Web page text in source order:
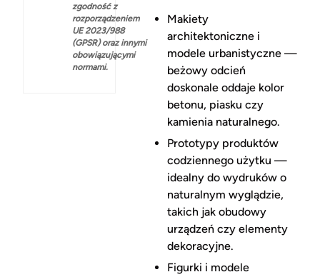
zgodność z
rozporządzeniem
UE 2023/988
(GPSR) oraz innymi
obowiązującymi
normami.
Makiety
architektoniczne i
modele urbanistyczne —
beżowy odcień
doskonale oddaje kolor
betonu, piasku czy
kamienia naturalnego.
Prototypy produktów
codziennego użytku —
idealny do wydruków o
naturalnym wyglądzie,
takich jak obudowy
urządzeń czy elementy
dekoracyjne.
Figurki i modele